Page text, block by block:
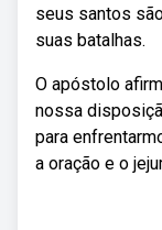
seus santos
suas batalhas.
O apóstolo
nossa
para
a oração e o